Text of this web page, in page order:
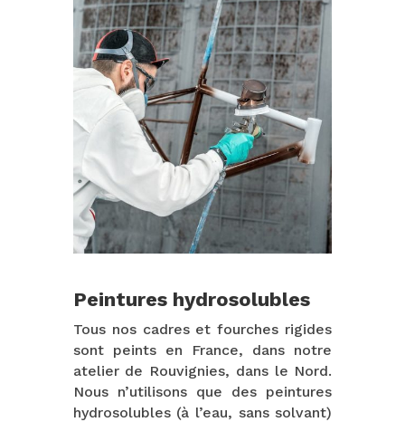
Peintures hydrosolubles
Tous nos cadres et fourches rigides
sont peints en France, dans notre
atelier de Rouvignies, dans le Nord.
Nous n’utilisons que des peintures
hydrosolubles (à l’eau, sans solvant)